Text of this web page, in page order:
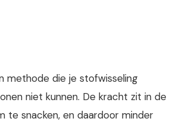
methode die je stofwisseling
niet kunnen. De kracht zit in de
te snacken, en daardoor minder